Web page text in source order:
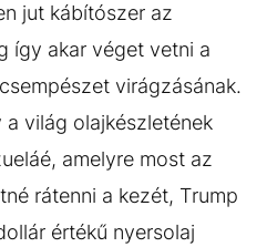
jut kábítószer az
így akar véget vetni a
virágzásának.
világ olajkészletének
amelyre most az
rátenni a kezét, Trump
értékű nyersolaj